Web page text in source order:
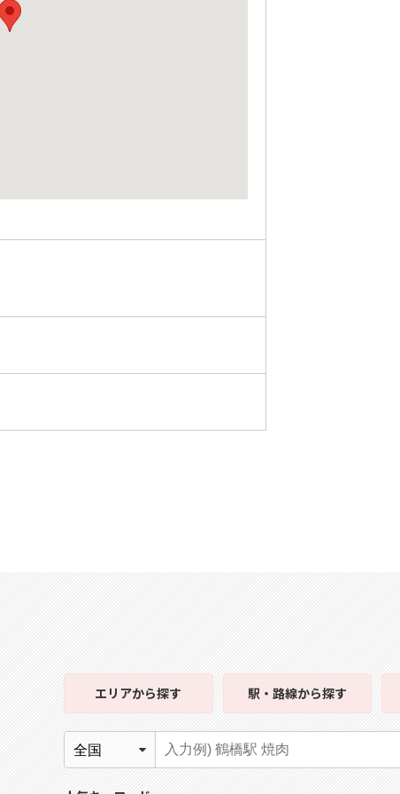
エリアから探す 駅・路線から探す